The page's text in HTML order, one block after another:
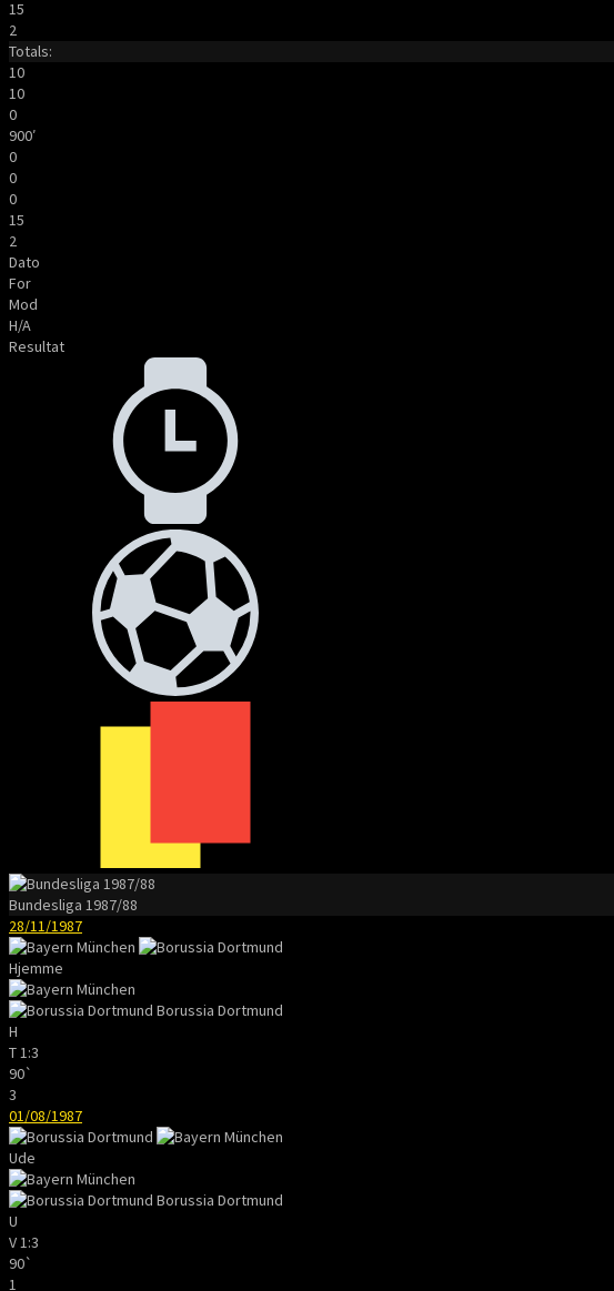
15
2
Totals:
10
10
0
900′
0
0
0
15
2
Dato
For
Mod
H/A
Resultat
Bundesliga 1987/88
28/11/1987
Hjemme
Borussia Dortmund
H
T 1:3
90`
3
01/08/1987
Ude
Borussia Dortmund
U
V 1:3
90`
1